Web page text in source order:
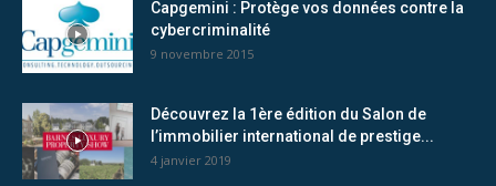
Capgemini : Protège vos données contre la
cybercriminalité
9 novembre 2015
Découvrez la 1ère édition du Salon de
l’immobilier international de prestige...
4 janvier 2019